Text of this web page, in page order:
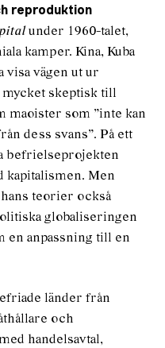
reproduktion
under 1960-talet,
kamper. Kina, Kuba
visa vägen ut ur
skeptisk till
maoister som ”inte kan
dess svans”. På ett
befrielseprojekten
kapitalismen. Men
teorier också
globaliseringen
en anpassning till en
länder från
och
handelsavtal,